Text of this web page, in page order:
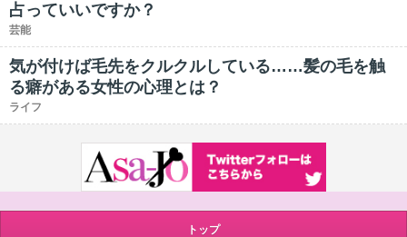
占っていいですか？
芸能
気が付けば毛先をクルクルしている……髪の毛を触
る癖がある女性の心理とは？
ライフ
トップ